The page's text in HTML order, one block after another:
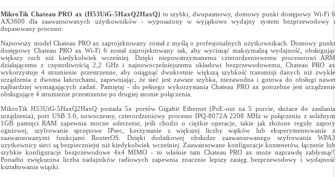
MikroTik Chateau PRO ax (H53UiG-5HaxQ2HaxQ)to szybki, dwupasmowy, domowy punkt dostępowy Wi-Fi 6
AX3600 dla zaawansowanych użytkowników - wyposażony w wyjątkowo wydajny system bezprzewodowy i
dopasowany procesor.
Najnowszy model Chateau PRO ax zaprojektowany został z myślą o profesjonalnych użytkownikach. Domowy punkt
dostępowy Chateau PRO ax Wi-Fi 6 został zaprojektowany tak, aby wycisnąć maksymalną wydajność, obsługując
większy ruch niż kiedykolwiek wcześniej. Dzięki niepowstrzymanemu czterordzeniowemu procesorowi ARM
działającemu z częstotliwością 2,2 GHz i najnowocześniejszemu układowi bezprzewodowemu, Chateau PRO ax
wykorzystuje 4 strumienie przestrzenne, aby osiągnąć dwukrotnie większą szybkość transmisji danych niż zwykłe
urządzenia z dwoma łańcuchami, zapewniając, że sieć jest zawsze szybka, niezawodna i gotowa do obsługi nawet
najbardziej wymagających zadań. Pamiętaj - do pełnego wykorzystania Chateau PRO ax potrzebne jest urządzenie
obsługujące 4 strumienie przestrzenne po drugiej stronie połączenia.
MikroTik H53UiG-5HaxQ2HaxQ posiada 5x portów Gigabit Ethernet (PoE-out na 5 porcie, służace do zasilania
urządzenia), port USB 3.0, nowoczesny, czterordzeniowy procesor IPQ-8072A 2208 MHz w połączeniu z solidnym
1GB pamięci RAM zapewnia mocne uderzenie, jeśli chodzi o ciężkie operacje, takie jak złożone reguły zapory
ogniowej, szyfrowanie sprzętowe IPsec, korzystanie z większej liczby wątków lub eksperymentowanie z
zaawansowanymi funkcjami RouterOS. Dzięki dodatkowej obsłudze zaawansowanego szyfrowania WPA3
uzytkownicy sieci są bezpieczniejsi niż kiedykolwiek wcześniej. Zaawansowane konfiguracje kontenerów, łączenie lub
szybkie konfiguracje bezprzewodowe 4x4 MIMO - to właśnie tam Chateau PRO ax może naprawdę zabłysnąć!
Ponadto zwiększona liczba nadajników radiowych zapewnia znacznie lepszy zasięg bezprzewodowy i wydajność
kształtowania wiązki.